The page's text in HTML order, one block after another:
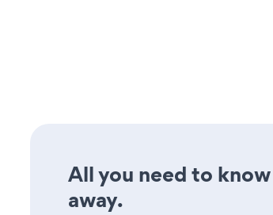
All you need to
away.